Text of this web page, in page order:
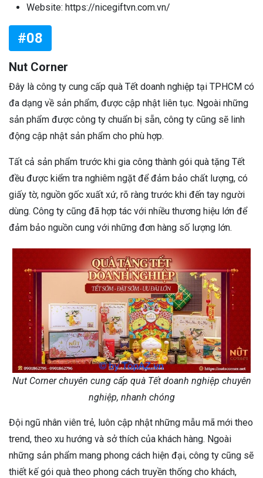
Website: https://nicegiftvn.com.vn/
#08
Nut Corner
Đây là công ty cung cấp quà Tết doanh nghiệp tại TPHCM có
đa dạng về sản phẩm, được cập nhật liên tục. Ngoài những
sản phẩm được công ty chuẩn bị sẵn, công ty cũng sẽ linh
động cập nhật sản phẩm cho phù hợp.
Tất cả sản phẩm trước khi gia công thành gói quà tặng Tết
đều được kiểm tra nghiêm ngặt để đảm bảo chất lượng, có
giấy tờ, nguồn gốc xuất xứ, rõ ràng trước khi đến tay người
dùng. Công ty cũng đã hợp tác với nhiều thương hiệu lớn để
đảm bảo nguồn cung với những đơn hàng số lượng lớn.
Nut Corner chuyên cung cấp quà Tết doanh nghiệp chuyên
nghiệp, nhanh chóng
Đội ngũ nhân viên trẻ, luôn cập nhật những mẫu mã mới theo
trend, theo xu hướng và sở thích của khách hàng. Ngoài
những sản phẩm mang phong cách hiện đại, công ty cũng sẽ
thiết kế gói quà theo phong cách truyền thống cho khách,